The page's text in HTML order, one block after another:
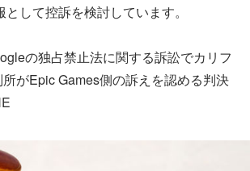
して控訴を検討しています。
の独占禁止法に関する訴訟でカリフ
がEpic Games側の訴えを認める判決